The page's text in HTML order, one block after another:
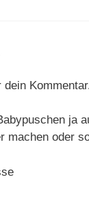
ja
machen oder